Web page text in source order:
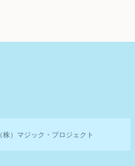
（株）マジック・プロジェクト